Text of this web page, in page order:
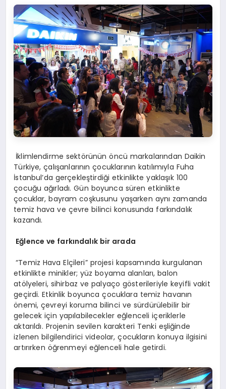
İklimlendirme sektörünün öncü markalarından Daikin
Türkiye, çalışanlarının çocuklarının katılımıyla Fuha
İstanbul’da gerçekleştirdiği etkinlikte yaklaşık 100
çocuğu ağırladı. Gün boyunca süren etkinlikte
çocuklar, bayram coşkusunu yaşarken aynı zamanda
temiz hava ve çevre bilinci konusunda farkındalık
kazandı.
Eğlence ve farkındalık bir arada
“Temiz Hava Elçileri” projesi kapsamında kurgulanan
etkinlikte minikler; yüz boyama alanları, balon
atölyeleri, sihirbaz ve palyaço gösterileriyle keyifli vakit
geçirdi. Etkinlik boyunca çocuklara temiz havanın
önemi, çevreyi koruma bilinci ve sürdürülebilir bir
gelecek için yapılabilecekler eğlenceli içeriklerle
aktarıldı. Projenin sevilen karakteri Tenki eşliğinde
izlenen bilgilendirici videolar, çocukların konuya ilgisini
artırırken öğrenmeyi eğlenceli hale getirdi.